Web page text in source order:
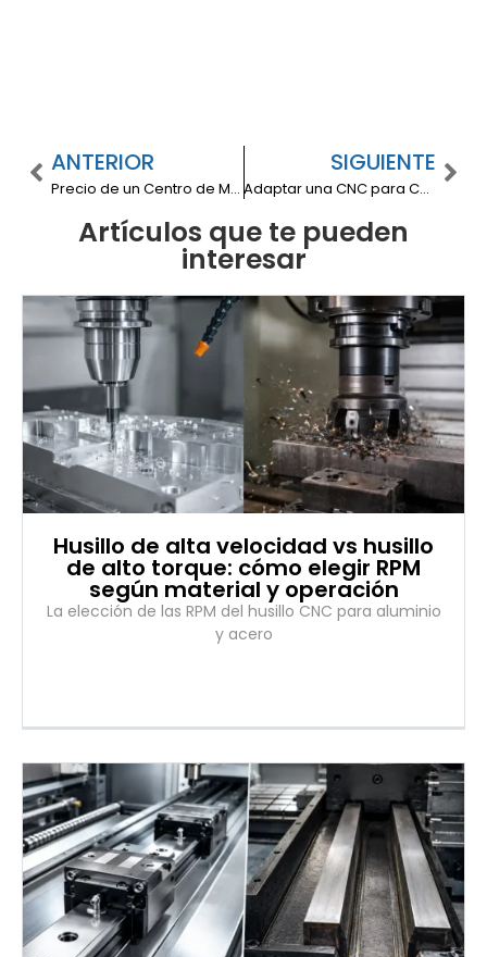
ANTERIOR
Precio de un Centro de Mecanizado CNC en Colombia: ¿Qué Influye en la Inversión?
SIGUIENTE
Adaptar una CNC para Corte Láser: cuándo tiene sentido (y cuándo conviene una máquina láser industrial)
Artículos que te pueden
interesar
Husillo de alta velocidad vs husillo
de alto torque: cómo elegir RPM
según material y operación
La elección de las RPM del husillo CNC para aluminio
y acero